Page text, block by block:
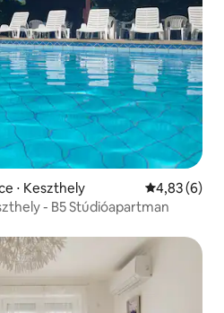
⋅ Keszthely Évaluation
4,83 (6)
- B5 Stúdióapartman